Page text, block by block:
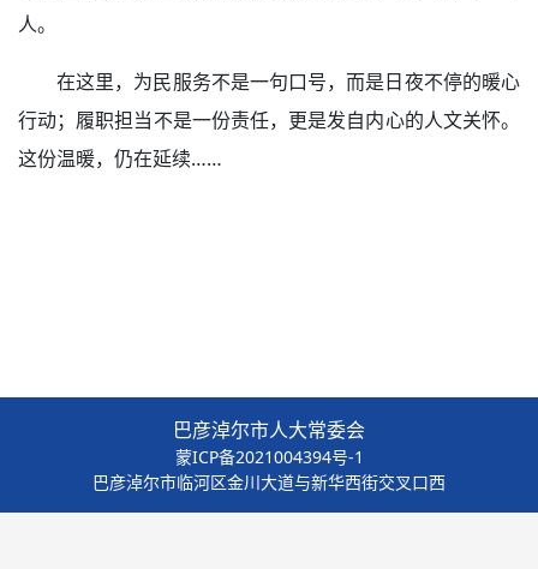
人。
在这里，为民服务不是一句口号，而是日夜不停的暖心
行动；履职担当不是一份责任，更是发自内心的人文关怀。
这份温暖，仍在延续……
巴彦淖尔市人大常委会
蒙ICP备2021004394号-1
巴彦淖尔市临河区金川大道与新华西街交叉口西